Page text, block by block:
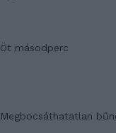
Öt másodperc
Megbocsáthatatlan